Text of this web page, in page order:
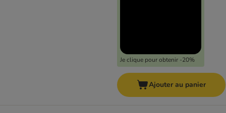
Je clique pour obtenir -20%
Ajouter au panier